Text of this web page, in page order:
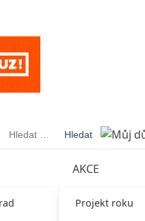
Vyhledávání
AKCE
Projekt roku